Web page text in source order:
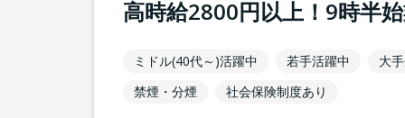
高時給2800円以上！9時半
ミドル(40代～)活躍中 若手活躍中
大
禁煙・分煙
社会保険制度あり